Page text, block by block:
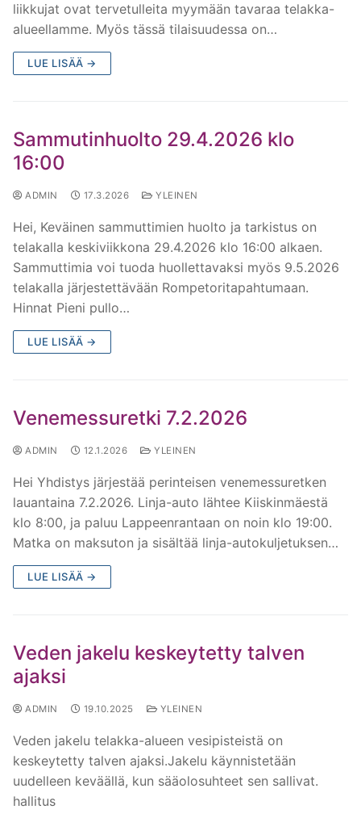
M/S Woima (1906)
M/S Yksi
liikkujat ovat tervetulleita myymään tavaraa telakka-
alueellamme. Myös tässä tilaisuudessa on…
LUE LISÄÄ →
Sammutinhuolto 29.4.2026 klo
16:00
ADMIN 17.3.2026 YLEINEN
Hei, Keväinen sammuttimien huolto ja tarkistus on
telakalla keskiviikkona 29.4.2026 klo 16:00 alkaen.
Sammuttimia voi tuoda huollettavaksi myös 9.5.2026
telakalla järjestettävään Rompetoritapahtumaan.
Hinnat Pieni pullo…
LUE LISÄÄ →
Venemessuretki 7.2.2026
ADMIN 12.1.2026 YLEINEN
Hei Yhdistys järjestää perinteisen venemessuretken
lauantaina 7.2.2026. Linja-auto lähtee Kiiskinmäestä
klo 8:00, ja paluu Lappeenrantaan on noin klo 19:00.
Matka on maksuton ja sisältää linja-autokuljetuksen…
LUE LISÄÄ →
Veden jakelu keskeytetty talven
ajaksi
ADMIN 19.10.2025 YLEINEN
Veden jakelu telakka-alueen vesipisteistä on
keskeytetty talven ajaksi.Jakelu käynnistetään
uudelleen keväällä, kun sääolosuhteet sen sallivat.
hallitus